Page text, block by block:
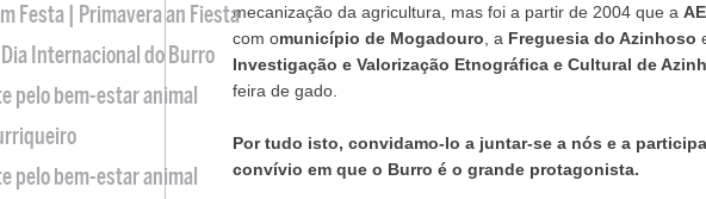
mecanização da agricultura, mas foi a partir de 2004 que a
com omunicípio de Mogadouro , a Freguesia do Azinhoso
Investigação e Valorização Etnográfica e Cultural de
feira de gado.
Por tudo isto, convidamo-lo a juntar-se a nós e a
convívio em que o Burro é o grande protagonista.
Festa | Primavera an Fiesta
Dia Internacional do Burro
pelo bem-estar animal
pelo bem-estar animal